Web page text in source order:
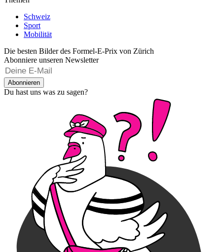
Schweiz
Sport
Mobilität
Die besten Bilder des Formel-E-Prix von Zürich
Abonniere unseren Newsletter
Abonnieren
Du hast uns was zu sagen?